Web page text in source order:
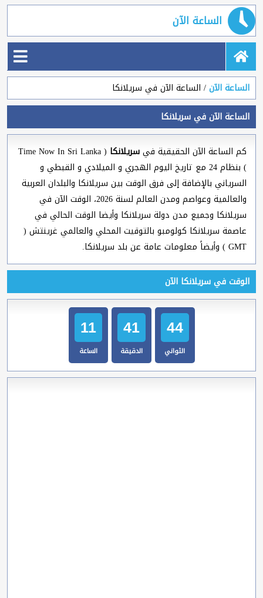
الساعة الآن
الساعة الآن الساعة الآن في سريلانكا
الساعة الآن في سريلانكا
كم الساعة الآن الحقيقية فيسريلانكا
( Time Now In Sri Lanka
) بنظام 24 مع تاريخ اليوم الهجري و الميلادي و القبطي و
السرياني بالإضافة إلى فرق الوقت بين سريلانكا والبلدان العربية
والعالمية وعواصم ومدن العالم لسنة 2026، الوقت الآن في
سريلانكا وجميع مدن دولة سريلانكا وأيضا الوقت الحالي في
عاصمة سريلانكا كولومبو بالتوقيت المحلي والعالمي غرينتش (
GMT ) وأيضاً معلومات عامة عن بلد سريلانكا.
الوقت في سريلانكا الآن
11
الساعة
41
الدقيقة
45
الثواني